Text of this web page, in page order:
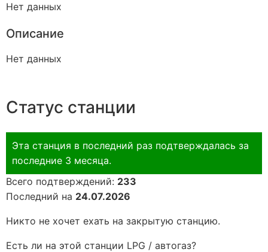
Нет данных
Описание
Нет данных
Статус станции
Эта станция в последний раз подтверждалась за
последние 3 месяца.
Всего подтверждений: 233
Последний на 24.07.2026
Никто не хочет ехать на закрытую станцию.
Есть ли на этой станции LPG / автогаз?